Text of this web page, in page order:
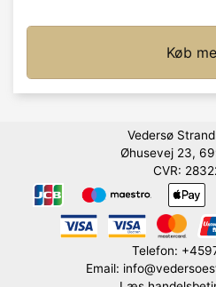
Køb
Vedersø
Øhusevej 23,
CVR:
Telefon:
Email: